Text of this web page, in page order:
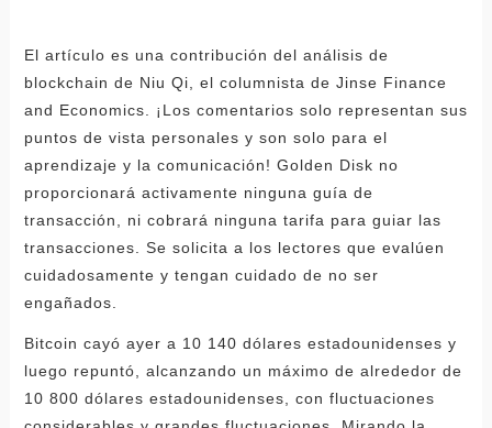
El artículo es una contribución del análisis de
blockchain de Niu Qi, el columnista de Jinse Finance
and Economics. ¡Los comentarios solo representan sus
puntos de vista personales y son solo para el
aprendizaje y la comunicación! Golden Disk no
proporcionará activamente ninguna guía de
transacción, ni cobrará ninguna tarifa para guiar las
transacciones. Se solicita a los lectores que evalúen
cuidadosamente y tengan cuidado de no ser
engañados.
Bitcoin cayó ayer a 10 140 dólares estadounidenses y
luego repuntó, alcanzando un máximo de alrededor de
10 800 dólares estadounidenses, con fluctuaciones